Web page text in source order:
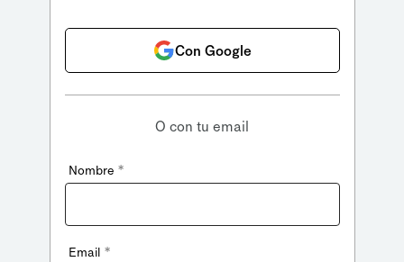
Con Google
O con tu email
Nombre *
Email *